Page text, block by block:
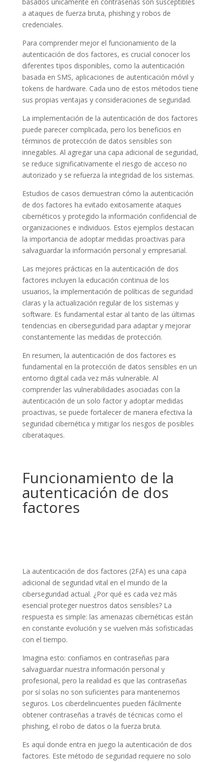
a ataques de fuerza bruta, phishing y robos de
credenciales.
Para comprender mejor el funcionamiento de la
autenticación de dos factores, es crucial conocer los
diferentes tipos disponibles, como la autenticación
basada en SMS, aplicaciones de autenticación móvil y
tokens de hardware. Cada uno de estos métodos tiene
sus propias ventajas y consideraciones de seguridad.
La implementación de la autenticación de dos factores
puede parecer complicada, pero los beneficios en
términos de protección de datos sensibles son
innegables. Al agregar una capa adicional de seguridad,
se reduce significativamente el riesgo de acceso no
autorizado y se refuerza la integridad de los sistemas.
Estudios de casos demuestran cómo la autenticación
de dos factores ha evitado exitosamente ataques
cibernéticos y protegido la información confidencial de
organizaciones e individuos. Estos ejemplos destacan
la importancia de adoptar medidas proactivas para
salvaguardar la información personal y empresarial.
Las mejores prácticas en la autenticación de dos
factores incluyen la educación continua de los
usuarios, la implementación de políticas de seguridad
claras y la actualización regular de los sistemas y
software. Es fundamental estar al tanto de las últimas
tendencias en ciberseguridad para adaptar y mejorar
constantemente las medidas de protección.
En resumen, la autenticación de dos factores es
fundamental en la protección de datos sensibles en un
entorno digital cada vez más vulnerable. Al
comprender las vulnerabilidades asociadas con la
autenticación de un solo factor y adoptar medidas
proactivas, se puede fortalecer de manera efectiva la
seguridad cibernética y mitigar los riesgos de posibles
ciberataques.
Funcionamiento de la
autenticación de dos
factores
La autenticación de dos factores (2FA) es una capa
adicional de seguridad vital en el mundo de la
ciberseguridad actual. ¿Por qué es cada vez más
esencial proteger nuestros datos sensibles? La
respuesta es simple: las amenazas cibernéticas están
en constante evolución y se vuelven más sofisticadas
con el tiempo.
Imagina esto: confiamos en contraseñas para
salvaguardar nuestra información personal y
profesional, pero la realidad es que las contraseñas
por sí solas no son suficientes para mantenernos
seguros. Los ciberdelincuentes pueden fácilmente
obtener contraseñas a través de técnicas como el
phishing, el robo de datos o la fuerza bruta.
Es aquí donde entra en juego la autenticación de dos
factores. Este método de seguridad requiere no solo